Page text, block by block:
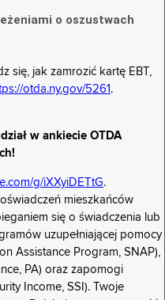
o oszustwach
się, jak zamrozić kartę EBT,
otda.ny.gov/5261 .
w ankiecie OTDA
g/iXXyiDETtG.
mieszkańców
się o świadczenia lub
uzupełniającej pomocy
Assistance Program, SNAP),
PA) oraz zapomogi
Income, SSI). Twoje